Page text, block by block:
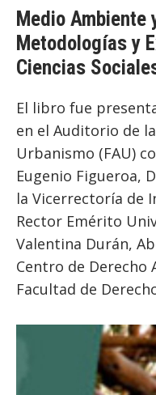
Medio Ambiente
Metodologías y
Ciencias
El libro fue
en el Auditorio de
Urbanismo (FAU)
Eugenio Figueroa,
la Vicerrectoría de
Rector Emérito
Valentina Durán,
Centro de Derecho
Facultad de